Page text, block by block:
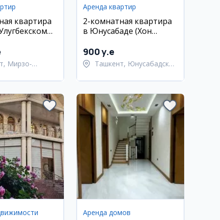
квартира
Мирзо-
Аренда квартир
2-комнатная квартира
в Юнусабаде (Хон
900 y.e
Ташкент, Юнусабадский
Аренда домов